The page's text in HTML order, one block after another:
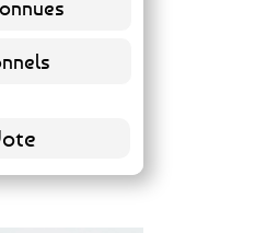
51 ( 26.7 % )